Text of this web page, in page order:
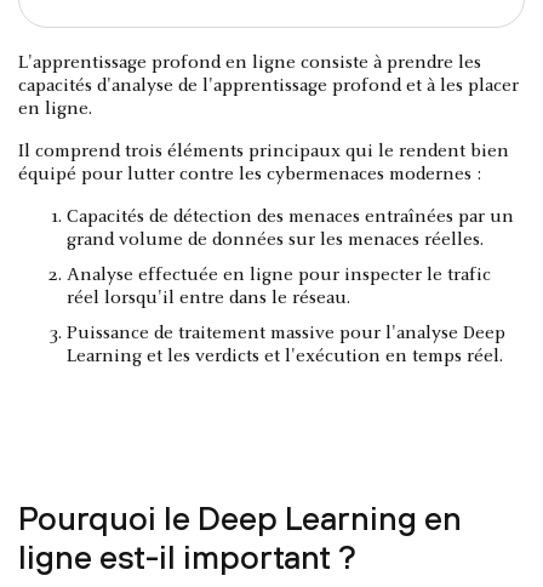
L'apprentissage profond en ligne consiste à prendre les
capacités d'analyse de l'apprentissage profond et à les placer
en ligne.
Il comprend trois éléments principaux qui le rendent bien
équipé pour lutter contre les cybermenaces modernes :
Capacités de détection des menaces entraînées par un
grand volume de données sur les menaces réelles.
Analyse effectuée en ligne pour inspecter le trafic
réel lorsqu'il entre dans le réseau.
Puissance de traitement massive pour l'analyse Deep
Learning et les verdicts et l'exécution en temps réel.
Pourquoi le Deep Learning en
ligne est-il important ?